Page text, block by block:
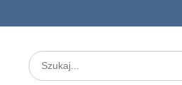
Search
for: